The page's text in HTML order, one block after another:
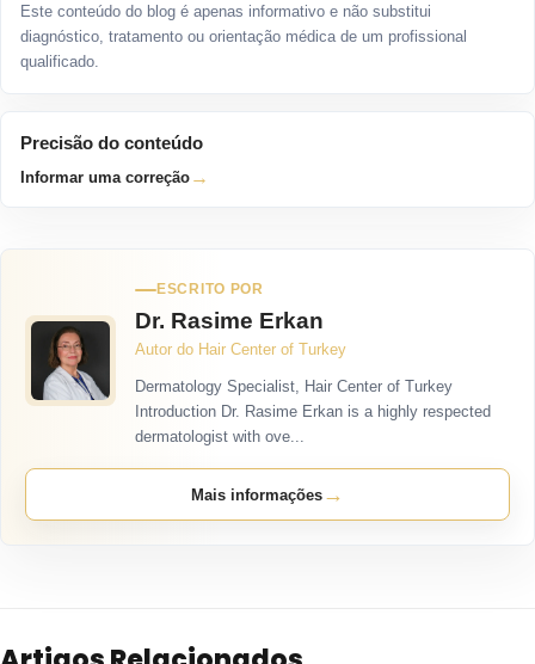
Este conteúdo do blog é apenas informativo e não substitui
diagnóstico, tratamento ou orientação médica de um profissional
qualificado.
Precisão do conteúdo
Informar uma correção →
ESCRITO POR
Dr. Rasime Erkan
Autor do Hair Center of Turkey
Dermatology Specialist, Hair Center of Turkey
Introduction Dr. Rasime Erkan is a highly respected
dermatologist with ove...
Mais informações →